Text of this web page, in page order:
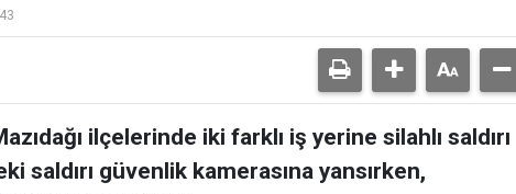
ilçelerinde iki farklı iş yerine silahlı saldırı
saldırı güvenlik kamerasına yansırken,